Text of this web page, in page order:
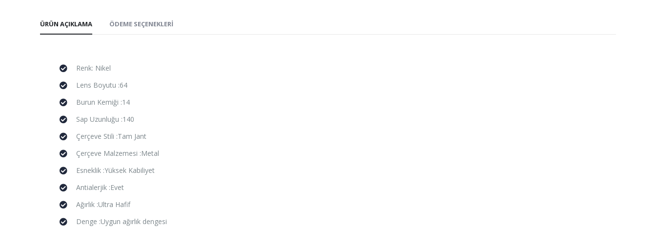
ÜRÜN AÇIKLAMA ÖDEME SEÇENEKLERI
Renk: Nikel
Lens Boyutu :64
Burun Kemiği :14
Sap Uzunluğu :140
Çerçeve Stili :Tam Jant
Çerçeve Malzemesi :Metal
Esneklik :Yüksek Kabiliyet
Antialerjik :Evet
Ağırlık :Ultra Hafif
Denge :Uygun ağırlık dengesi